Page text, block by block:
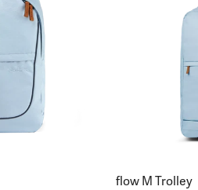
flow M Trolley